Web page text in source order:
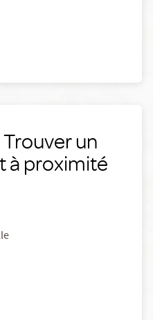
un
à proximité